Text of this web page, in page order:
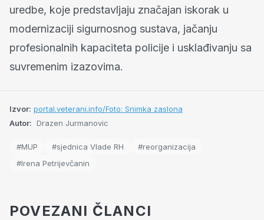
uredbe, koje predstavljaju značajan iskorak u
modernizaciji sigurnosnog sustava, jačanju
profesionalnih kapaciteta policije i usklađivanju sa
suvremenim izazovima.
Izvor: portal.veterani.info/Foto: Snimka zaslona
Autor: Drazen Jurmanovic
#MUP #sjednica Vlade RH
#reorganizacija
#Irena Petrijevčanin
POVEZANI ČLANCI